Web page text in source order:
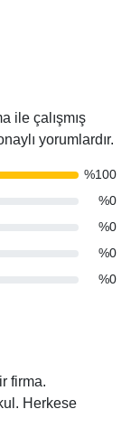
ile çalışmış
yorumlardır.
%100
%0
%0
%0
%0
firma.
Herkese